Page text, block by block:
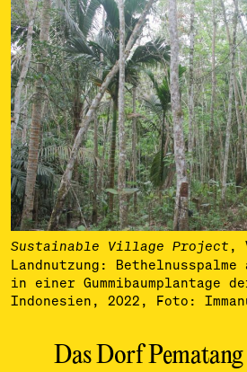
Sustainable Village Project ,
Landnutzung:
in einer Gummibaumplantage
Indonesien, 2022, Foto:
Das Dorf